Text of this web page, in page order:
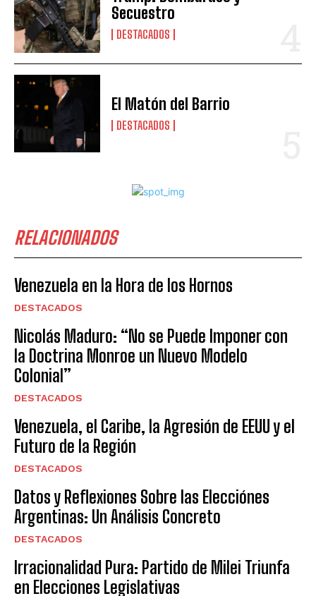
Secuestro
DESTACADOS
El Matón del Barrio
DESTACADOS
RELACIONADOS
Venezuela en la Hora de los Hornos
DESTACADOS
Nicolás Maduro: “No se Puede Imponer con
la Doctrina Monroe un Nuevo Modelo
Colonial”
DESTACADOS
Venezuela, el Caribe, la Agresión de EEUU y el
Futuro de la Región
DESTACADOS
Datos y Reflexiones Sobre las Elecciónes
Argentinas: Un Análisis Concreto
DESTACADOS
Irracionalidad Pura: Partido de Milei Triunfa
en Elecciones Legislativas